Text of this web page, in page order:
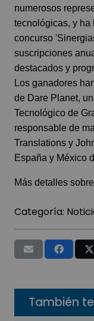
numerosos
tecnológicas, y ha
concurso
suscripciones
destacados y
Los ganadores
de Dare Planet,
Tecnológico de
responsable de
Translations y
España y México
Más detalles
Categoría:
También